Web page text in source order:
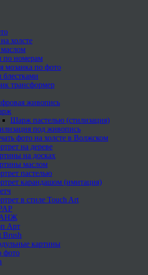
холсте
по номерам
мозаика по фото
трансформер
живопись
Шарж пастелью (стилизация)
под живопись
фото на холсте в Волжском
на дереве
на досках
маслом
пастелью
карандашом (имитация)
в стиле Touch Art
Арт
Brush
картины
фото